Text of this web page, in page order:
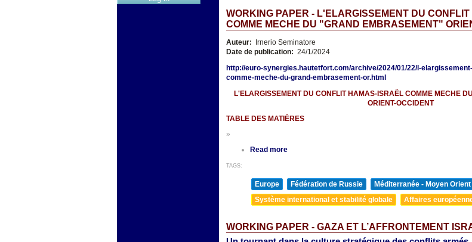
WORKING PAPER - L'ELARGISSEMENT DU
COMME MECHE DU "GRAND EMBRASEMENT"
Auteur:
Irnerio Seminatore
Date de publication: 24/1/2024
http://euro-synergies.hautetfort.com/archive/2024/01/22/l-
comme-meche-du-grand-embrasement-or.html
L'ELARGISSEMENT DU CONFLIT HAMAS-ISRAËL COMME MECHE
ORIENT-OCCIDENT
TABLE DES MATIÈRES
»
Read more
TAGS:
Europe Fédération de Russie Méditerranée - Moyen Orient
Système international et stabilité globale
Affaires
WORKING PAPER - GAZA ET L’AFFRONTEMENT